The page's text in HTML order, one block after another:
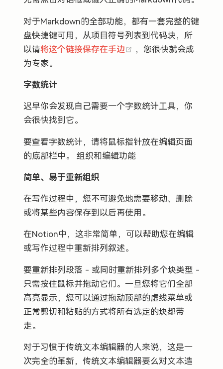
对于Markdown的全部功能，都有一套完整的键
盘快捷键可用，从项目符号列表到代码块，所
以请将这个链接保存在手边 (opens new window)
，您很快就会成
为专家。
字数统计
迟早你会发现自己需要一个字数统计工具，你
会很快找到它。
要查看字数统计，请将鼠标指针放在编辑页面
的底部栏中。 组织和编辑功能
简单、易于重新组织
在写作过程中，您不可避免地需要移动、删除
或将某些内容保存到以后再使用。
在Notion中，这非常简单，可以帮助您在编辑
或写作过程中重新排列叙述。
要重新排列段落 - 或同时重新排列多个块类型 -
只需按住鼠标并拖动它们。一旦您将它们全部
高亮显示，您可以通过拖动顶部的虚线菜单或
正常剪切和粘贴的方式将所有选定的块都带
走。
对于习惯于传统文本编辑器的人来说，这是一
次完全的革新，传统文本编辑器要么对文本造